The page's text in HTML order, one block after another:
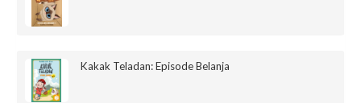
Kakak Teladan: Episode Belanja